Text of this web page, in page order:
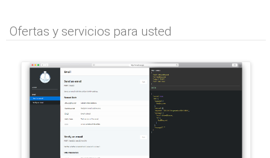
Ofertas y servicios para usted